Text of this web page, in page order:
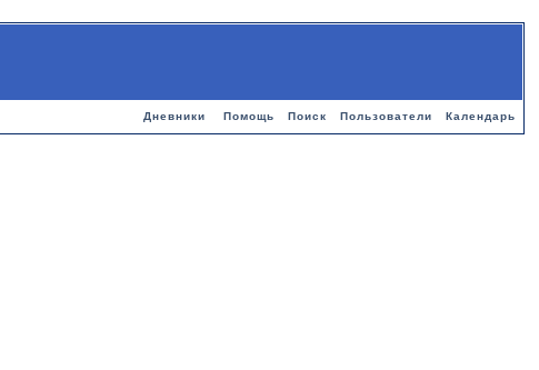
Дневники Помощь Поиск Пользователи Календарь